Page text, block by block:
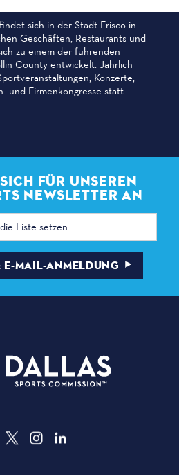
sich in der Stadt Frisco in
Geschäften, Restaurants und
zu einem der führenden
County entwickelt. Jährlich
Konzerte,
und Firmenkongresse statt…
FÜR UNSEREN
NEWSLETTER AN
E-MAIL-ANMELDUNG